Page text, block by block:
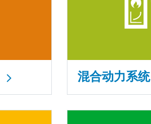
混合动力系统